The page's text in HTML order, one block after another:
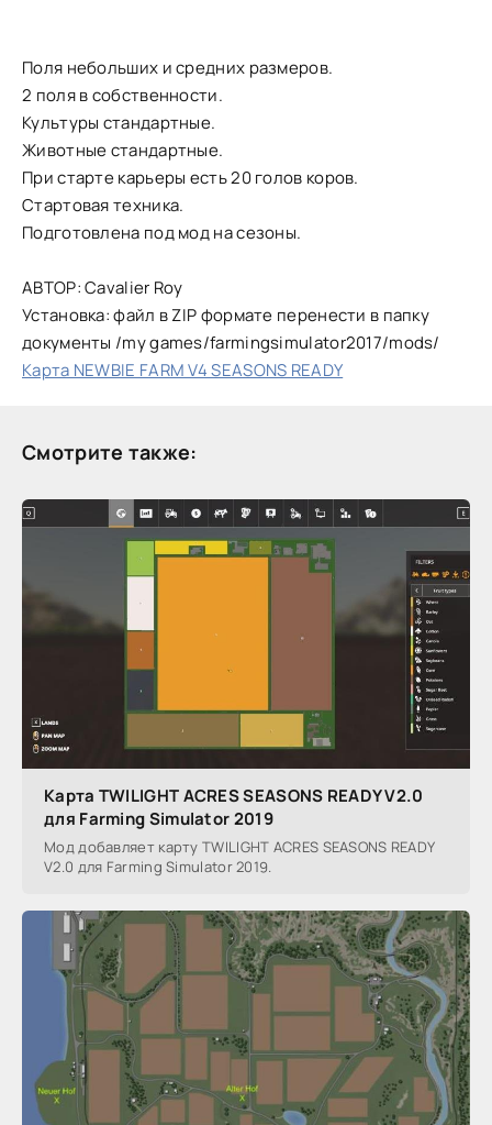
Поля небольших и средних размеров.
2 поля в собственности.
Культуры стандартные.
Животные стандартные.
При старте карьеры есть 20 голов коров.
Стартовая техника.
Подготовлена под мод на сезоны.
АВТОР: Cavalier Roy
Установка: файл в ZIP формате перенести в папку
документы /my games/farmingsimulator2017/mods/
Карта NEWBIE FARM V4 SEASONS READY
Смотрите также:
Карта TWILIGHT ACRES SEASONS READY V2.0
для Farming Simulator 2019
Мод добавляет карту TWILIGHT ACRES SEASONS READY
V2.0 для Farming Simulator 2019.